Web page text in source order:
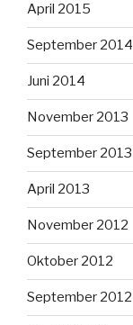
April 2015
September 2014
Juni 2014
November 2013
September 2013
April 2013
November 2012
Oktober 2012
September 2012